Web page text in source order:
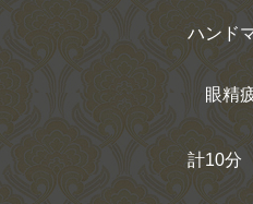
ハンド
眼精
計10分